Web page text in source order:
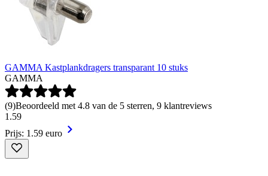
GAMMA Kastplankdragers transparant 10 stuks
GAMMA
(9)Beoordeeld met 4.8 van de 5 sterren, 9 klantreviews
1.59
Prijs: 1.59 euro